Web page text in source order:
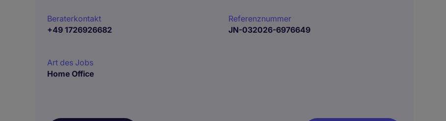
Beraterkontakt
+49 1726926682
Referenznummer
JN-032026-6976649
Art des Jobs
Home Office